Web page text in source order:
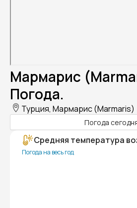
Мармарис
Погода.
Турция, Мармарис (Marmaris)
Погода
Средняя температура
Погода на весь год